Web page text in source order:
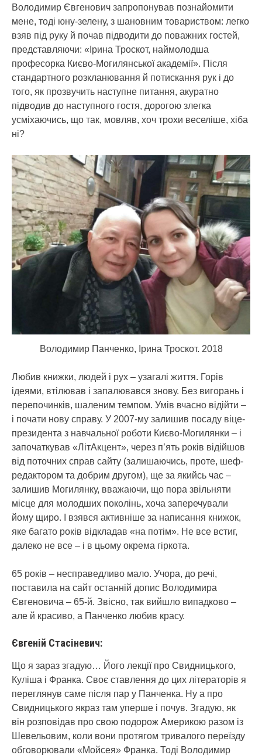
Володимир Євгенович запропонував познайомити
мене, тоді юну-зелену, з шановним товариством: легко
взяв під руку й почав підводити до поважних гостей,
представляючи: «Ірина Троскот, наймолодша
професорка Києво-Могилянської академії». Після
стандартного розкланювання й потискання рук і до
того, як прозвучить наступне питання, акуратно
підводив до наступного гостя, дорогою злегка
усміхаючись, що так, мовляв, хоч трохи веселіше, хіба
ні?
Володимир Панченко, Ірина Троскот. 2018
Любив книжки, людей і рух – узагалі життя. Горів
ідеями, втілював і запалювався знову. Без вигорань і
перепочинків, шаленим темпом. Умів вчасно відійти –
і почати нову справу. У 2007-му залишив посаду віце-
президента з навчальної роботи Києво-Могилянки – і
започаткував «ЛітАкцент», через п’ять років відійшов
від поточних справ сайту (залишаючись, проте, шеф-
редактором та добрим другом), ще за якийсь час –
залишив Могилянку, вважаючи, що пора звільняти
місце для молодших поколінь, хоча заперечували
йому щиро. І взявся активніше за написання книжок,
яке багато років відкладав «на потім». Не все встиг,
далеко не все – і в цьому окрема гіркота.
65 років – несправедливо мало. Учора, до речі,
поставила на сайт останній допис Володимира
Євгеновича – 65-й. Звісно, так вийшло випадково –
але й красиво, а Панченко любив красу.
Євгеній Стасіневич:
Що я зараз згадую… Його лекції про Свидницького,
Куліша і Франка. Своє ставлення до цих літераторів я
переглянув саме після пар у Панченка. Ну а про
Свидницького якраз там уперше і почув. Згадую, як
він розповідав про свою подорож Америкою разом із
Шевельовим, коли вони протягом тривалого переїзду
обговорювали «Мойсея» Франка. Тоді Володимир